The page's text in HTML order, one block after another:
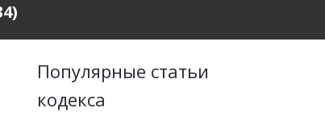
Популярные статьи
кодекса